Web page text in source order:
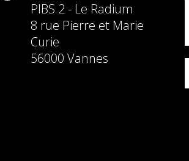
PIBS 2 - Le Radium
8 rue Pierre et Marie
Curie
56000 Vannes